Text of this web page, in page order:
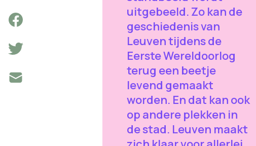
uitgebeeld. Zo kan de
geschiedenis van
Leuven tijdens de
Eerste Wereldoorlog
terug een beetje
levend gemaakt
worden. En dat kan ook
op andere plekken in
de stad. Leuven maakt